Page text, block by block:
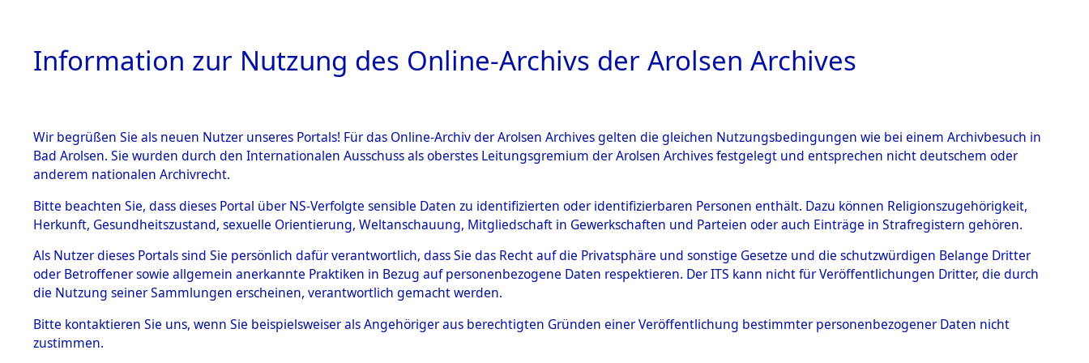
HOME BESTANDSBESCHREIBUNG ARCHIVALE ÜBERSICHT BILD
BESTÄNDE
Inhaftierungsdoku
mente
5. Verschiedenes
Todesmärsche
5.3.1 Alliierte
Listen von auf Todesmärschen Verstorbenen.→0011 (84607797)
→0032 (84607829)
0032 (84607829)
Information zur Nutzung des Online-Archivs der Arolsen Archives
Wir begrüßen Sie als neuen Nutzer unseres Portals! Für das Online-Archiv der Arolsen Archives gelten die gleichen Nutzungsbedingungen wie bei einem Archivbesuch in
Bad Arolsen. Sie wurden durch den Internationalen Ausschuss als oberstes Leitungsgremium der Arolsen Archives festgelegt und entsprechen nicht deutschem oder
anderem nationalen Archivrecht.
Bitte beachten Sie, dass dieses Portal über NS-Verfolgte sensible Daten zu identifizierten oder identifizierbaren Personen enthält. Dazu können Religionszugehörigkeit,
Herkunft, Gesundheitszustand, sexuelle Orientierung, Weltanschauung, Mitgliedschaft in Gewerkschaften und Parteien oder auch Einträge in Strafregistern gehören.
Als Nutzer dieses Portals sind Sie persönlich dafür verantwortlich, dass Sie das Recht auf die Privatsphäre und sonstige Gesetze und die schutzwürdigen Belange Dritter
oder Betroffener sowie allgemein anerkannte Praktiken in Bezug auf personenbezogene Daten respektieren. Der ITS kann nicht für Veröffentlichungen Dritter, die durch
die Nutzung seiner Sammlungen erscheinen, verantwortlich gemacht werden.
Bitte kontaktieren Sie uns, wenn Sie beispielsweiser als Angehöriger aus berechtigten Gründen einer Veröffentlichung bestimmter personenbezogener Daten nicht
zustimmen.